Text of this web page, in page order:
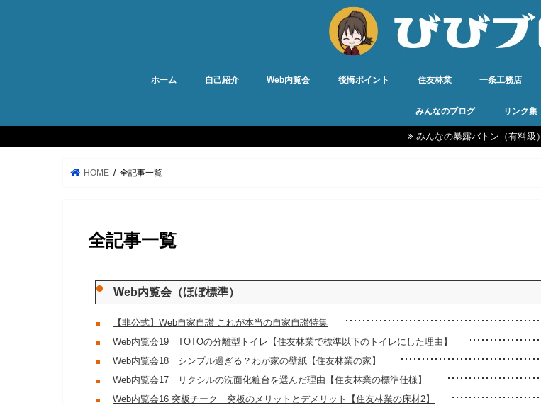
ホーム 自己紹介 Web内覧会 後悔ポイント 住友林業 一条工務店
みんなのブログ リンク集
みんなの暴露バトン（有料級）
HOME 全記事一覧
全記事一覧
Web内覧会（ほぼ標準）
【非公式】Web自家自讃 これが本当の自家自讃特集
Web内覧会19 TOTOの分離型トイレ【住友林業で標準以下のトイレにした理由】
Web内覧会18 シンプル過ぎる？わが家の壁紙【住友林業の家】
Web内覧会17 リクシルの洗面化粧台を選んだ理由【住友林業の標準仕様】
Web内覧会16 突板チーク 突板のメリットとデメリット【住友林業の床材2】